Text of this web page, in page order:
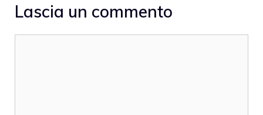
Lascia un commento